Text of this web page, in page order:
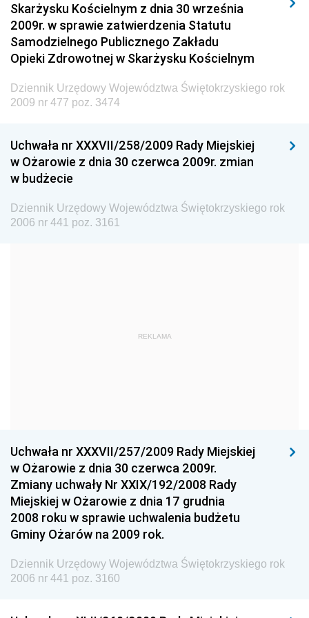
Dziennik Urzędowy Ministra Spraw Wewnętrznych i
Administracji
Dziennik Urzędowy Ministra Transportu
Dziennik Urzędowy Ministra Budownictwa
Dziennik Urzędowy Ministra Nauki i Szkolnictwa
Dziennik Urzędowy Głównego Urzędu Miar
Dziennik Urzędowy Ministra Rolnictwa i Rozwoju Wsi
Sportu
Dziennik Urzędowy Ministra Edukacji i Nauki
Dziennik Urzędowy Ministra Gospodarki
Dziennik Urzędowy Urzędu Ochrony Konkurencji i
Konsumentów
Dziennik Urzędowy Ministra Pracy i Polityki
Społecznej
Dziennik Urzędowy Urzędu Lotnictwa Cywilnego
Skarżysku Kościelnym z dnia 30 września
2009r. w sprawie zatwierdzenia Statutu
Samodzielnego Publicznego Zakładu
Opieki Zdrowotnej w Skarżysku Kościelnym
Dziennik Urzędowy Województwa Świętokrzyskiego rok
2009 nr 477 poz. 3474
Uchwała nr XXXVII/258/2009 Rady Miejskiej
w Ożarowie z dnia 30 czerwca 2009r. zmian
w budżecie
Dziennik Urzędowy Województwa Świętokrzyskiego rok
2006 nr 441 poz. 3161
REKLAMA
Uchwała nr XXXVII/257/2009 Rady Miejskiej
w Ożarowie z dnia 30 czerwca 2009r.
Zmiany uchwały Nr XXIX/192/2008 Rady
Miejskiej w Ożarowie z dnia 17 grudnia
2008 roku w sprawie uchwalenia budżetu
Gminy Ożarów na 2009 rok.
Dziennik Urzędowy Województwa Świętokrzyskiego rok
2006 nr 441 poz. 3160